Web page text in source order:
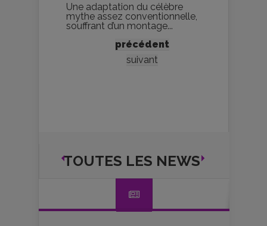
Une adaptation du célèbre
mythe assez conventionnelle,
souffrant d’un montage...
précédent
suivant
TOUTES LES NEWS